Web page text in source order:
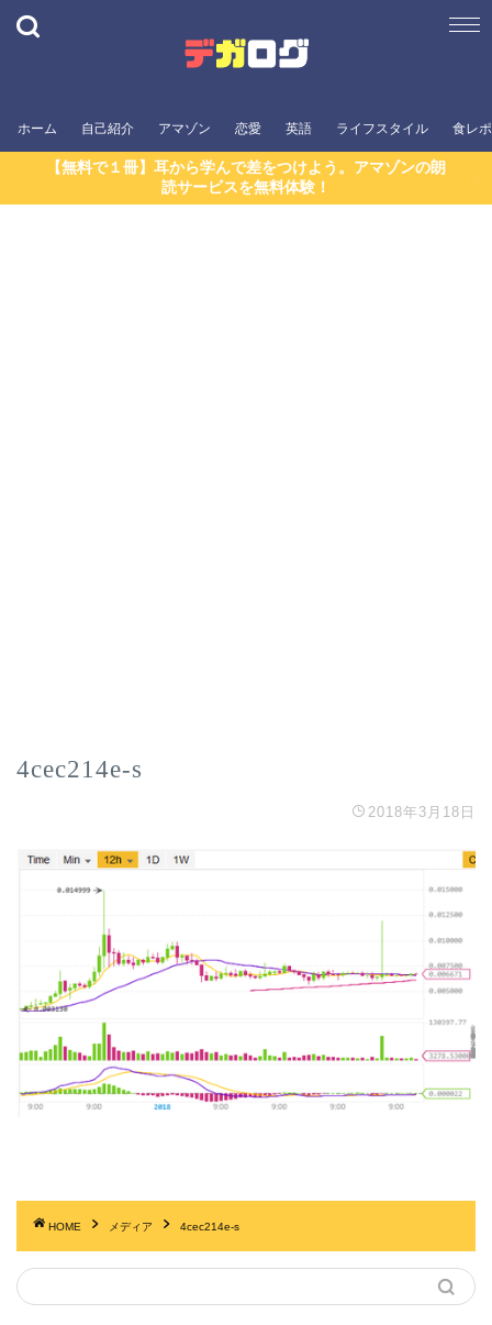
ホーム 自己紹介 アマゾン 恋愛 英語 ライフスタイル 食レポ
【無料で１冊】耳から学んで差をつけよう。アマゾンの朗
読サービスを無料体験！
4cec214e-s
2018年3月18日
HOME メディア 4cec214e-s